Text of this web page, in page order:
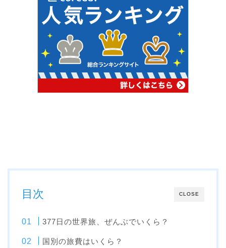
CLOSE
目次
377日の世界旅、ぜんぶでいくら？
国別の旅費はいくら？